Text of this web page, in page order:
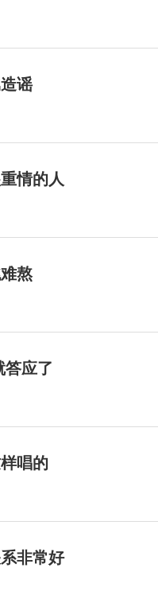
谣
情的人
熬
答应了
唱的
非常好